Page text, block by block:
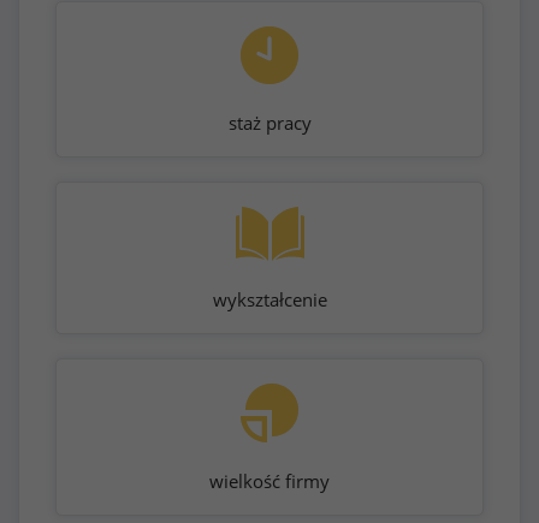
staż pracy
wykształcenie
wielkość firmy